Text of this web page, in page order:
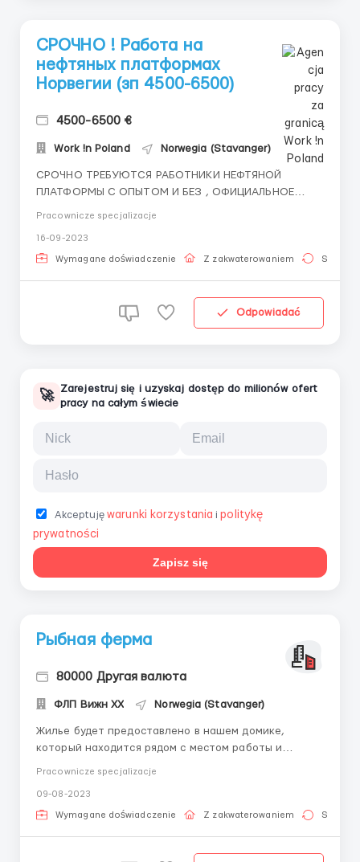
СРОЧНО ! Работа на
нефтяных платформах
Норвегии (зп 4500-6500)
4500-6500 €
Work !n Poland Norwegia (Stavanger)
СРОЧНО ТРЕБУЮТСЯ РАБОТНИКИ НЕФТЯНОЙ
ПЛАТФОРМЫ С ОПЫТОМ И БЕЗ , ОФИЦИАЛЬНОЕ
добыче нефти или газа , электрик, высотник,
монтажник трубопроводов, водитель грузовика,
Pracownicze specjalizacje
16-09-2023
Wymagane doświadczenie Z zakwaterowaniem Stała
Odpowiadać
🚀
Zarejestruj się i uzyskaj dostęp do milionów ofert
pracy na całym świecie
Akceptujęwarunki korzystania i politykę
prywatności
Zapisz się
Рыбная ферма
80000 Другая валюта
ФЛП Вижн ХХ Norwegia (Stavanger)
Жилье будет предоставлено в нашем домике,
который находится рядом с местом работы и
телевизором и Wi-Fi. Комнаты предоставляются на
2-3 человека, а семейные пары будут размещены
Pracownicze specjalizacje
09-08-2023
Wymagane doświadczenie Z zakwaterowaniem Stała